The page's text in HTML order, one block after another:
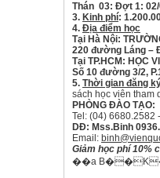
Thán 03: Đợt 1:
3. Kinh phí:
4. Địa điểm học
Tại Hà Nội:
220 đường Láng –
Tại TP.HCM: HỌC
Số 10 đường 3/2,
5. Thời gian đăng
sách học viên tham
PHÒNG ĐÀO TẠO:
Tel: (04) 6680.2582
DĐ: Mss.Binh
Email:
Giảm học phí 10%
��a